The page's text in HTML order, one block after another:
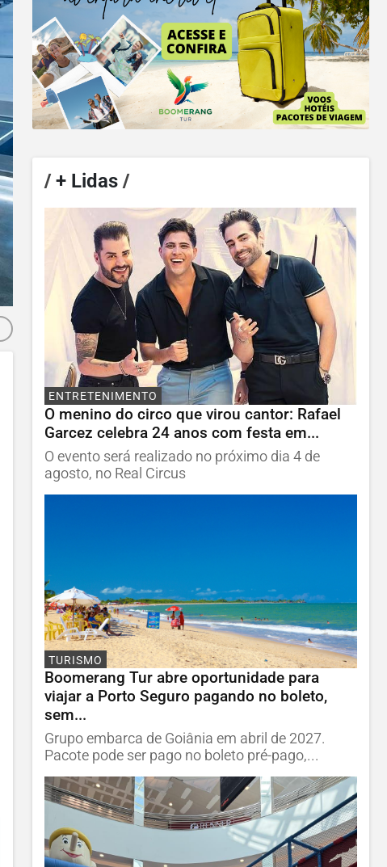
/+ Lidas /
ENTRETENIMENTO
O menino do circo que virou cantor: Rafael
Garcez celebra 24 anos com festa em...
O evento será realizado no próximo dia 4 de
agosto, no Real Circus
TURISMO
Boomerang Tur abre oportunidade para
viajar a Porto Seguro pagando no boleto,
sem...
Grupo embarca de Goiânia em abril de 2027.
Pacote pode ser pago no boleto pré-pago,...